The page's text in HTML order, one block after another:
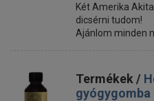
Két Amerika
dicsérni tudom!
Ajánlom minden
Termékek /
gyógygomba